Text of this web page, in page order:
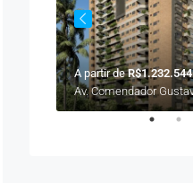
A partir deR$1.232.544